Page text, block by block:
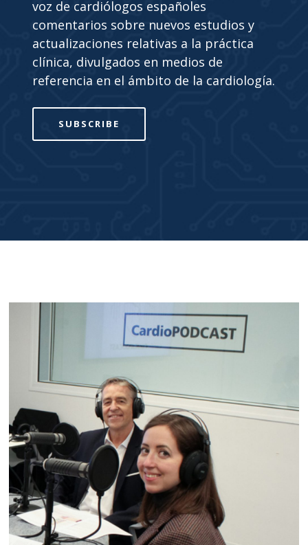
voz de cardiólogos españoles
comentarios sobre nuevos estudios y
actualizaciones relativas a la práctica
clínica, divulgados en medios de
referencia en el ámbito de la cardiología.
SUBSCRIBE